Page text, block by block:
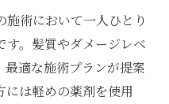
術において一人ひとり
す。髪質やダメージレベ
適な施術プランが提案
には軽めの薬剤を使用